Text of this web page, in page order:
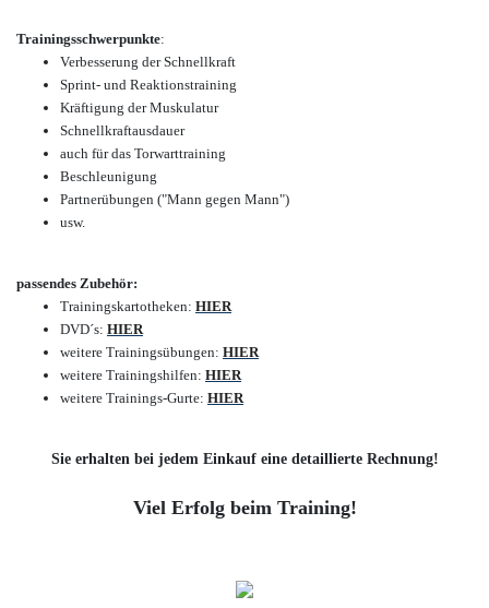
Trainingsschwerpunkte:
Verbesserung der Schnellkraft
Sprint- und Reaktionstraining
Kräftigung der Muskulatur
Schnellkraftausdauer
auch für das Torwarttraining
Beschleunigung
Partnerübungen ("Mann gegen Mann")
usw.
passendes Zubehör:
Trainingskartotheken: HIER
DVD´s: HIER
weitere Trainingsübungen: HIER
weitere Trainingshilfen: HIER
weitere Trainings-Gurte: HIER
Sie erhalten bei jedem Einkauf eine detaillierte Rechnung!
Viel Erfolg beim Training!